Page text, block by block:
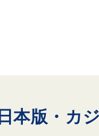
本版・カ